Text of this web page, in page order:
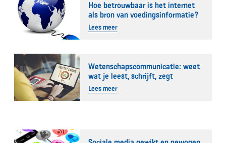
Hoe betrouwbaar is het internet
als bron van voedingsinformatie?
Lees meer
Wetenschapscommunicatie: weet
wat je leest, schrijft, zegt
Lees meer